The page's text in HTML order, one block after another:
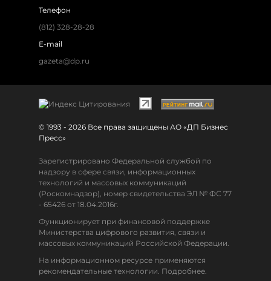
Телефон
(812) 328-28-28
E-mail
gazeta@dp.ru
© 1993 - 2026 Все права защищены АО «ДП Бизнес
Пресс»
Зарегистрировано Федеральной службой по
надзору в сфере связи, информационных
технологий и массовых коммуникаций
(Роскомнадзор), номер свидетельства ЭЛ № ФС 77
- 65426 от 18.04.2016г.
Функционирует при финансовой поддержке
Министерства цифрового развития, связи и
массовых коммуникаций Российской Федерации.
На информационном ресурсе применяются
рекомендательные технологии. Подробнее.